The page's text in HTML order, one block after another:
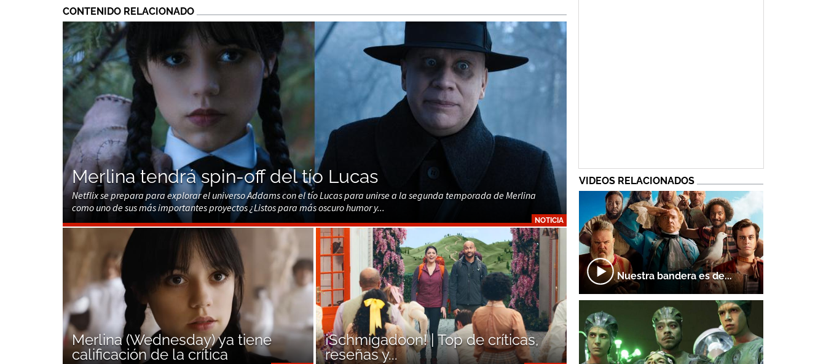
CONTENIDO RELACIONADO
NOTICIA
Merlina tendrá spin-off del tío Lucas
Netflix se prepara para explorar el universo Addams con el tío Lucas para unirse a la segunda temporada de Merlina
como uno de sus más importantes proyectos ¿Listos para más oscuro humor y...
Merlina (Wednesday) ya tiene
calificación de la crítica
¡Schmigadoon! | Top de críticas,
reseñas y...
VIDEOS RELACIONADOS
Nuestra bandera es de...